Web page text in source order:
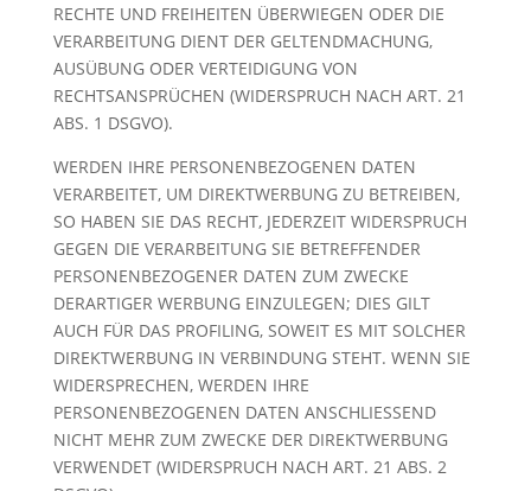
RECHTE UND FREIHEITEN ÜBERWIEGEN ODER DIE
VERARBEITUNG DIENT DER GELTENDMACHUNG,
AUSÜBUNG ODER VERTEIDIGUNG VON
RECHTSANSPRÜCHEN (WIDERSPRUCH NACH ART. 21
ABS. 1 DSGVO).
WERDEN IHRE PERSONENBEZOGENEN DATEN
VERARBEITET, UM DIREKTWERBUNG ZU BETREIBEN,
SO HABEN SIE DAS RECHT, JEDERZEIT WIDERSPRUCH
GEGEN DIE VERARBEITUNG SIE BETREFFENDER
PERSONENBEZOGENER DATEN ZUM ZWECKE
DERARTIGER WERBUNG EINZULEGEN; DIES GILT
AUCH FÜR DAS PROFILING, SOWEIT ES MIT SOLCHER
DIREKTWERBUNG IN VERBINDUNG STEHT. WENN SIE
WIDERSPRECHEN, WERDEN IHRE
PERSONENBEZOGENEN DATEN ANSCHLIESSEND
NICHT MEHR ZUM ZWECKE DER DIREKTWERBUNG
VERWENDET (WIDERSPRUCH NACH ART. 21 ABS. 2